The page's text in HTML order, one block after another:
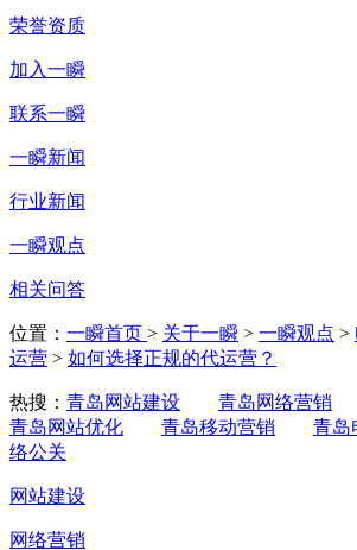
荣誉资质
加入一瞬
联系一瞬
一瞬新闻
行业新闻
一瞬观点
相关问答
位置： 一瞬首页 > 关于一瞬 > 一瞬观点 >
运营 > 如何选择正规的代运营？
热搜： 青岛网站建设 青岛网络营销
青岛网站优化
青岛移动营销 青岛
络公关
网站建设
网络营销